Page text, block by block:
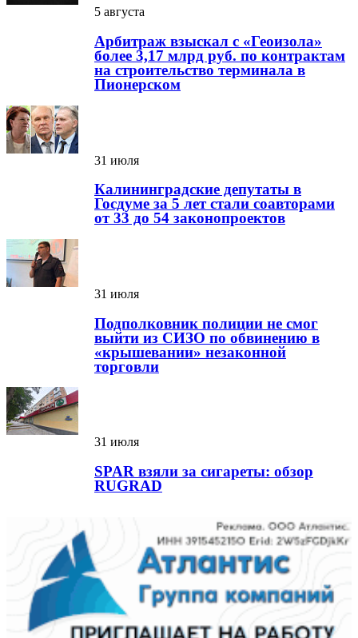
5 августа
Арбитраж взыскал с «Геоизола»
более 3,17 млрд руб. по контрактам
на строительство терминала в
Пионерском
31 июля
Калининградские депутаты в
Госдуме за 5 лет стали соавторами
от 33 до 54 законопроектов
31 июля
Подполковник полиции не смог
выйти из СИЗО по обвинению в
«крышевании» незаконной
торговли
31 июля
SPAR взяли за сигареты: обзор
RUGRAD